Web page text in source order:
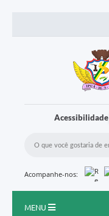
Acessibilidade
Acompanhe-nos:
MENU